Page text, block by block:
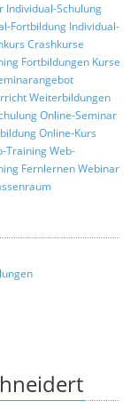
Individual-Schulung
Fortbildung Individual-
Crashkurse
Fortbildungen Kurse
Weiterbildungen
Online-Seminar
Online-Kurs
TrainingWeb-
FernlernenWebinar